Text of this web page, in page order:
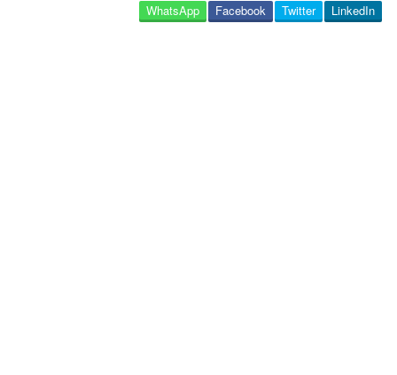
LinkedIn
Twitter
Facebook
WhatsApp